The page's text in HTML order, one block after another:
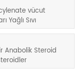
vücut
Sıvı
Anabolik Steroid